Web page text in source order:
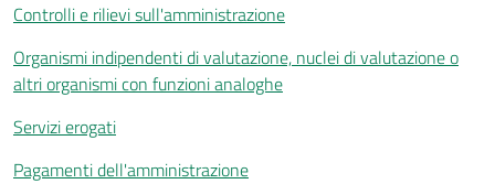
Controlli e rilievi sull'amministrazione
Organismi indipendenti di valutazione, nuclei di valutazione o
altri organismi con funzioni analoghe
Servizi erogati
Pagamenti dell'amministrazione